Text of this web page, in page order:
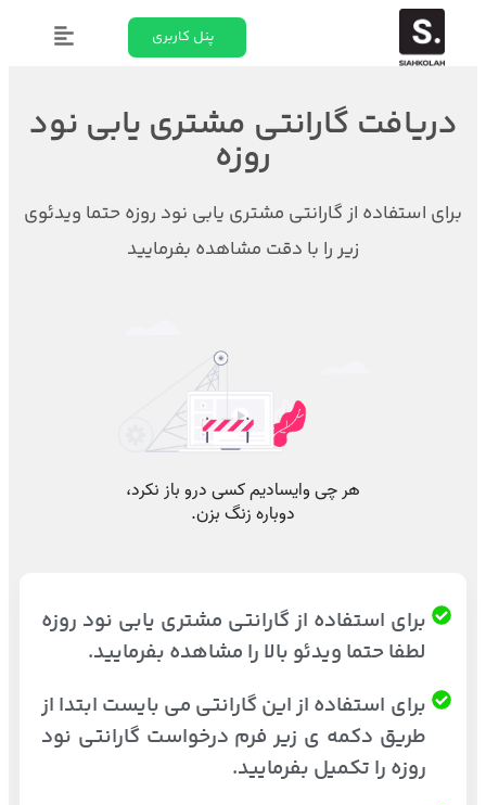
پنل کاربری
دریافت گارانتی مشتری یابی نود
روزه
برای استفاده از گارانتی مشتری یابی نود روزه حتما ویدئوی
زیر را با دقت مشاهده بفرمایید
برای استفاده از گارانتی مشتری یابی نود روزه
لطفا حتما ویدئو بالا را مشاهده بفرمایید.
برای استفاده از این گارانتی می بایست ابتدا از
طریق دکمه ی زیر فرم درخواست گارانتی نود
روزه را تکمیل بفرمایید.